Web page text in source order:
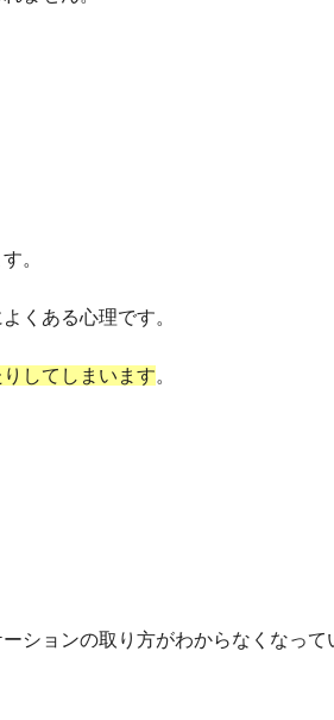
。
くある心理です。
してしまいます。
ションの取り方がわからなくなって